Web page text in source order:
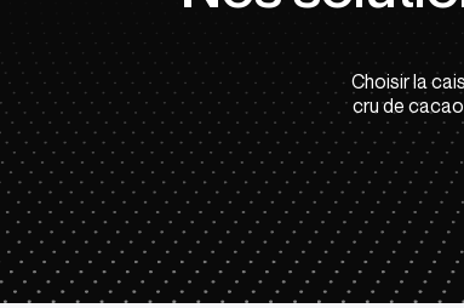
Choisir la
cru de